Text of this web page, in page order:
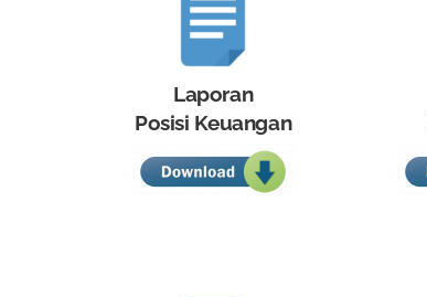
Laporan
Posisi Keuangan